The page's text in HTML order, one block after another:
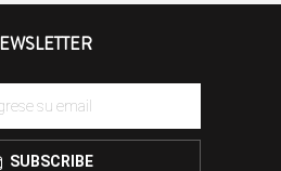
SUBSCRIBE